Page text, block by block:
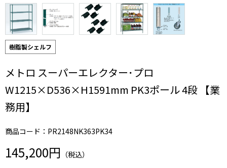
樹脂製シェルフ
メトロ スーパーエレクター･プロ
W1215×D536×H1591mm PK3ポール 4段 【業
務用】
商品コード：PR2148NK363PK34
145,200円 （税込）